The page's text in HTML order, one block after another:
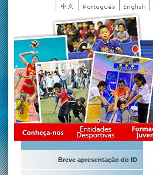
Breve apresentação do ID